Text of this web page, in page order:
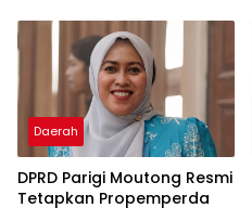
Daerah
DPRD Parigi Moutong Resmi
Tetapkan Propemperda